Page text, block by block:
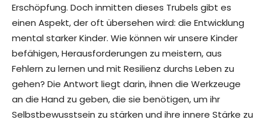
Erschöpfung. Doch inmitten dieses Trubels gibt es
einen Aspekt, der oft übersehen wird: die Entwicklung
mental starker Kinder. Wie können wir unsere Kinder
befähigen, Herausforderungen zu meistern, aus
Fehlern zu lernen und mit Resilienz durchs Leben zu
gehen? Die Antwort liegt darin, ihnen die Werkzeuge
an die Hand zu geben, die sie benötigen, um ihr
Selbstbewusstsein zu stärken und ihre innere Stärke zu